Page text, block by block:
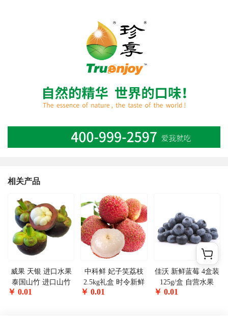
相关产品
威果 天银 进口水果
泰国山竹 进口山竹
果中皇后 4斤装
￥ 0.01
中科鲜 妃子笑荔枝
2.5kg礼盒 时令新鲜
￥ 0.01
佳沃 新鲜蓝莓 4盒装
125g/盒 自营水果
￥ 0.01